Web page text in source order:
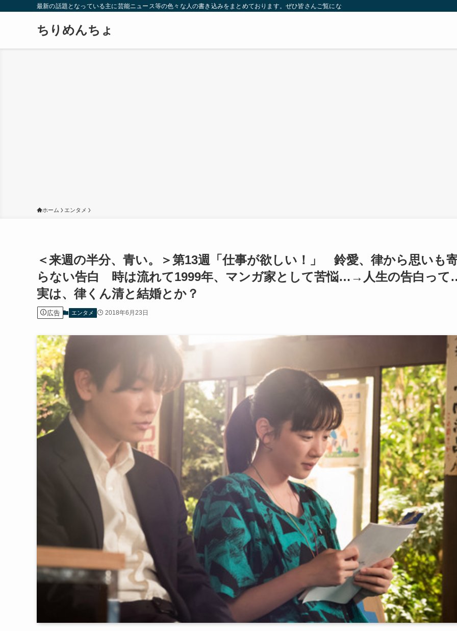
最新の話題となっている主に芸能ニュース等の色々な人の書き込みをまとめております。ぜひ皆さんご覧になっていってください。
ちりめんちょ
ホーム エンタメ
＜来週の半分、青い。＞第13週「仕事が欲しい！」 鈴愛、律から思いも
らない告白 時は流れて1999年、マンガ家として苦悩…→人生の告白って
実は、律くん清と結婚とか？
広告 エンタメ 2018年6月23日